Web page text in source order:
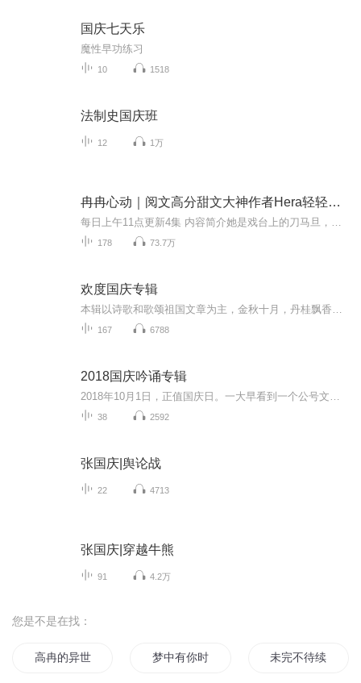
国庆七天乐
魔性早功练习
10 1518
法制史国庆班
12 1万
冉冉心动｜阅文高分甜文大神作者Hera轻轻｜治愈暖心甜宠｜九攻子演播
178 73.7万
欢度国庆专辑
167 6788
2018国庆吟诵专辑
38 2592
张国庆|舆论战
22 4713
张国庆|穿越牛熊
91 4.2万
您是不是在找：
高冉的异世生活 梦中有你时光冉冉 未完不待续之白冉